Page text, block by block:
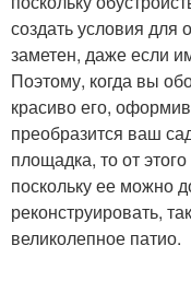
создать условия для
заметен, даже если
Поэтому, когда вы
красиво его,
преобразится ваш
площадка, то от
поскольку ее можно
реконструировать,
великолепное патио.